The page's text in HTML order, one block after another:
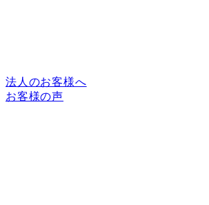
法人のお客様へ
お客様の声